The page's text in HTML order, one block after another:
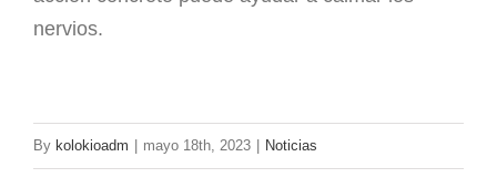
nervios.
By kolokioadm mayo 18th, 2023 Noticias